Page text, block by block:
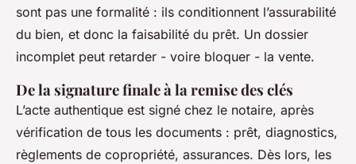
sont pas une formalité : ils conditionnent l’assurabilité
du bien, et donc la faisabilité du prêt. Un dossier
incomplet peut retarder - voire bloquer - la vente.
De la signature finale à la remise des clés
L’acte authentique est signé chez le notaire, après
vérification de tous les documents : prêt, diagnostics,
règlements de copropriété, assurances. Dès lors, les